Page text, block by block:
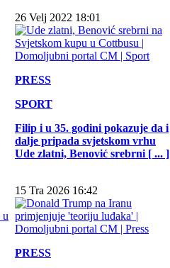
26 Velj 2022 18:01
PRESS
SPORT
Filip i u 35. godini pokazuje da i
dalje pripada svjetskom vrhu
Ude zlatni, Benović srebrni [ ... ]
15 Tra 2026 16:42
PRESS